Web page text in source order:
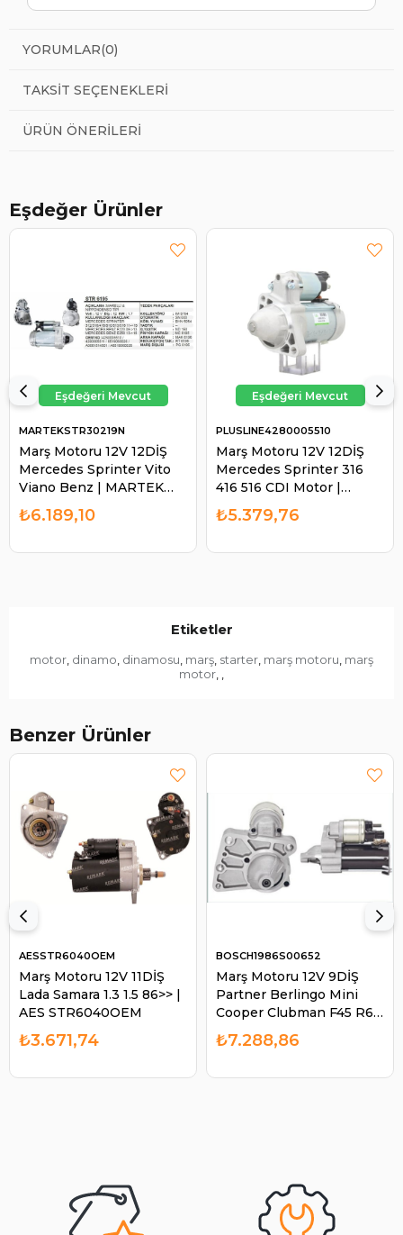
YORUMLAR(0)
TAKSIT SEÇENEKLERI
ÜRÜN ÖNERILERI
Eşdeğer Ürünler
Marş Motoru 12V 12DİŞ
Mercedes Sprinter Vito
Viano Benz | MARTEK
STR30219N
MARTEKSTR30219N
₺6.189,10
Marş Motoru 12V 12DİŞ
Mercedes Sprinter 316
416 516 CDI Motor |
PLUSLINE 4280005510
PLUSLINE4280005510
₺5.379,76
Etiketler
motor, dinamo, dinamosu, marş, starter, marş motoru, marş
motor, ,
Benzer Ürünler
Marş Motoru 12V 11DİŞ
Lada Samara 1.3 1.5 86>> |
AES STR6040OEM
AESSTR6040OEM
₺3.671,74
Marş Motoru 12V 9DİŞ
Partner Berlingo Mini
Cooper Clubman F45 R60
| BOSCH 1986S00652
BOSCH1986S00652
₺7.288,86